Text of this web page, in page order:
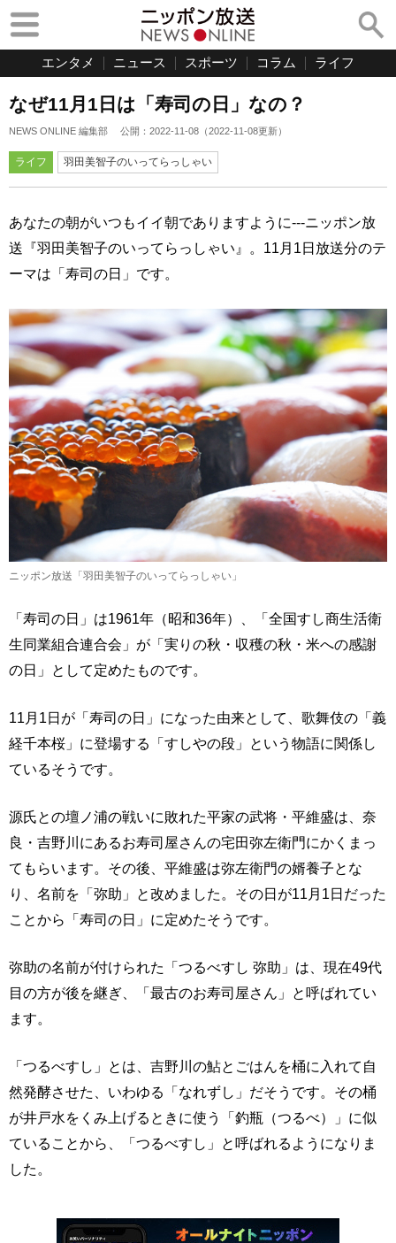
エンタメ ニュース スポーツ コラム ライフ
なぜ11月1日は「寿司の日」なの？
NEWS ONLINE 編集部 公開： 2022-11-08 （2022-11-08更新）
ライフ 羽田美智子のいってらっしゃい
あなたの朝がいつもイイ朝でありますように---ニッポン放
送『羽田美智子のいってらっしゃい』。11月1日放送分のテ
ーマは「寿司の日」です。
ニッポン放送「羽田美智子のいってらっしゃい」
「寿司の日」は1961年（昭和36年）、「全国すし商生活衛
生同業組合連合会」が「実りの秋・収穫の秋・米への感謝
の日」として定めたものです。
11月1日が「寿司の日」になった由来として、歌舞伎の「義
経千本桜」に登場する「すしやの段」という物語に関係し
ているそうです。
源氏との壇ノ浦の戦いに敗れた平家の武将・平維盛は、奈
良・吉野川にあるお寿司屋さんの宅田弥左衛門にかくまっ
てもらいます。その後、平維盛は弥左衛門の婿養子とな
り、名前を「弥助」と改めました。その日が11月1日だった
ことから「寿司の日」に定めたそうです。
弥助の名前が付けられた「つるべすし 弥助」は、現在49代
目の方が後を継ぎ、「最古のお寿司屋さん」と呼ばれてい
ます。
「つるべすし」とは、吉野川の鮎とごはんを桶に入れて自
然発酵させた、いわゆる「なれずし」だそうです。その桶
が井戸水をくみ上げるときに使う「釣瓶（つるべ）」に似
ていることから、「つるべすし」と呼ばれるようになりま
した。